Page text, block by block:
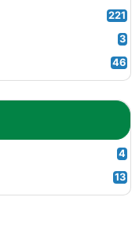
221
3
46
4
13